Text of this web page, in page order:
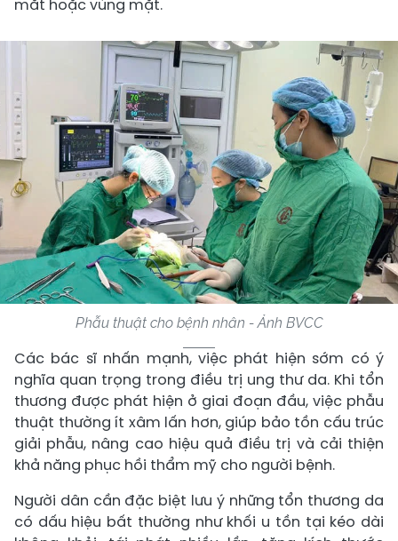
mắt hoặc vùng mặt.
Phẫu thuật cho bệnh nhân - Ảnh BVCC
Các bác sĩ nhấn mạnh, việc phát hiện sớm có ý
nghĩa quan trọng trong điều trị ung thư da. Khi tổn
thương được phát hiện ở giai đoạn đầu, việc phẫu
thuật thường ít xâm lấn hơn, giúp bảo tồn cấu trúc
giải phẫu, nâng cao hiệu quả điều trị và cải thiện
khả năng phục hồi thẩm mỹ cho người bệnh.
Người dân cần đặc biệt lưu ý những tổn thương da
có dấu hiệu bất thường như khối u tồn tại kéo dài